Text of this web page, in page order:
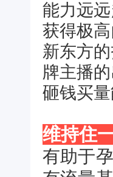
能力远
获得极
新东方
牌主播
砸钱买量
维持住
有助于